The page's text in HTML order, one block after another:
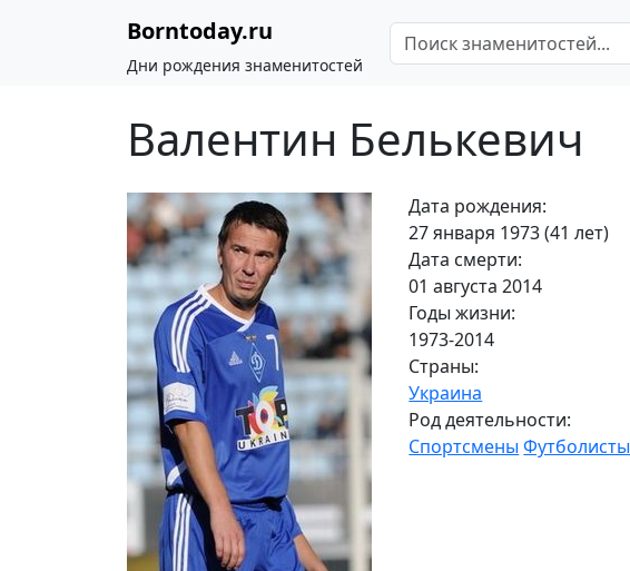
Borntoday.ru
Дни рождения знаменитостей
Валентин Белькевич
Дата рождения:
27 января 1973 (41 лет)
Дата смерти:
01 августа 2014
Годы жизни:
1973-2014
Страны:
Украина
Род деятельности:
Спортсмены Футболисты